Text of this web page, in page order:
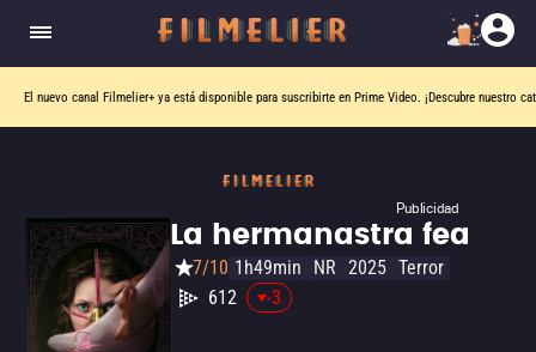
El nuevo canal Filmelier+ ya está disponible para suscribirte en Prime Video. ¡Descubre nuestro
Publicidad
La hermanastra fea
7/10 1h49min NR 2025 Terror
612
-3